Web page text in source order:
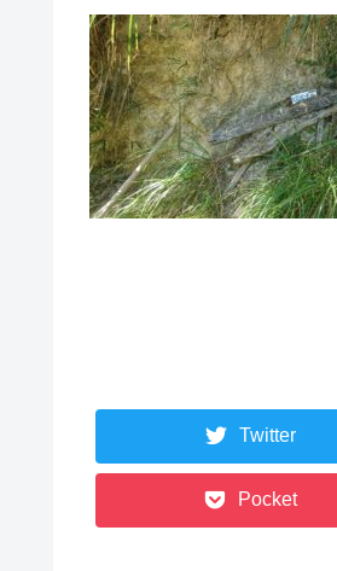
Twitter
Pocket